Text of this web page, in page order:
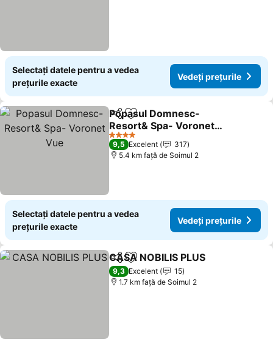
Selectați datele pentru a vedea
prețurile exacte
Vedeți prețurile
DistribuițiAdăugaţi la favorite
Popasul Domnesc-
Resort& Spa- Voronet
Vue
4 Stele
9,5 Excelent
317
5.4 km faţă de Soimul 2
Selectați datele pentru a vedea
prețurile exacte
Vedeți prețurile
DistribuițiAdăugaţi la favorite
CASA NOBILIS PLUS
9,3 Excelent
15
1.7 km faţă de Soimul 2